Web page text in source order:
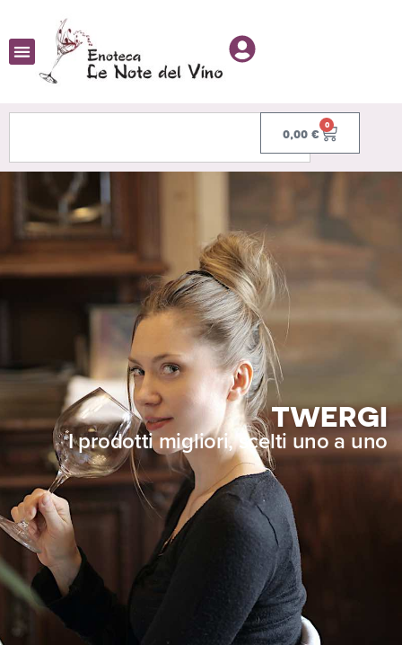
0,00 €
0
TWERGI
I prodotti migliori, scelti uno a uno